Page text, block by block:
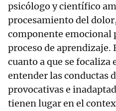
psicólogo y científico
procesamiento del
componente emocional
proceso de aprendizaje.
cuanto a que se focaliza
entender las conductas
provocativas e
tienen lugar en el